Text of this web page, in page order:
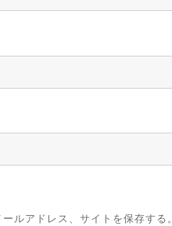
ルアドレス、サイトを保存する。